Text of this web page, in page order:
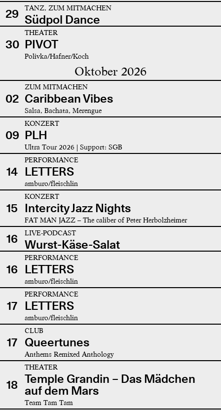
29 TANZ, ZUM MITMACHEN
Südpol Dance
30
THEATER
PIVOT
Polivka/Hafner/Koch
Oktober 2026
02
ZUM MITMACHEN
Caribbean Vibes
Salsa, Bachata, Merengue
09
KONZERT
PLH
Ultra Tour 2026 | Support: SGB
14
PERFORMANCE
LETTERS
amburo/fleischlin
15
KONZERT
Intercity Jazz Nights
FAT MAN JAZZ – The caliber of Peter Herbolzheimer
16 LIVE-PODCAST
Wurst-Käse-Salat
16
PERFORMANCE
LETTERS
amburo/fleischlin
17
PERFORMANCE
LETTERS
amburo/fleischlin
17
CLUB
Queertunes
Anthems Remixed Anthology
18
THEATER
Temple Grandin – Das Mädchen
auf dem Mars
Team Tam Tam